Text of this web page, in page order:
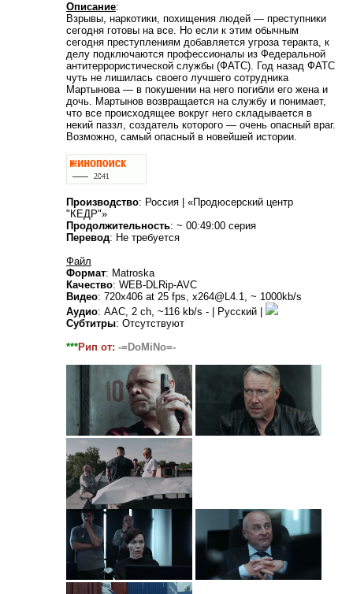
Описание:
Взрывы, наркотики, похищения людей — преступники
сегодня готовы на все. Но если к этим обычным
сегодня преступлениям добавляется угроза теракта, к
делу подключаются профессионалы из Федеральной
антитеррористической службы (ФАТС). Год назад ФАТС
чуть не лишилась своего лучшего сотрудника
Мартынова — в покушении на него погибли его жена и
дочь. Мартынов возвращается на службу и понимает,
что все происходящее вокруг него складывается в
некий паззл, создатель которого — очень опасный враг.
Возможно, самый опасный в новейшей истории.
Производство: Россия | «Продюсерский центр
"КЕДР"»
Продолжительность: ~ 00:49:00 серия
Перевод: Не требуется
Файл
Формат: Matroska
Качество: WEB-DLRip-AVC
Видео: 720x406 at 25 fps, x264@L4.1, ~ 1000kb/s
Аудио: AAC, 2 ch, ~116 kb/s - | Русский |
Субтитры: Отсутствуют
***Рип от: -=DoMiNo=-